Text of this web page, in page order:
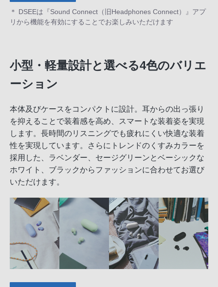
＊ DSEEは『Sound Connect（旧Headphones Connect）』アプ
リから機能を有効にすることでお楽しみいただけます
小型・軽量設計と選べる4色のバリエ
ーション
本体及びケースをコンパクトに設計。耳からの出っ張り
を抑えることで装着感を高め、スマートな装着姿を実現
します。長時間のリスニングでも疲れにくい快適な装着
性を実現しています。さらにトレンドのくすみカラーを
採用した、ラベンダー、セージグリーンとベーシックな
ホワイト、ブラックからファッションに合わせてお選び
いただけます。